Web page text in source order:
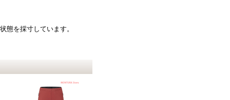
態を採寸しています。